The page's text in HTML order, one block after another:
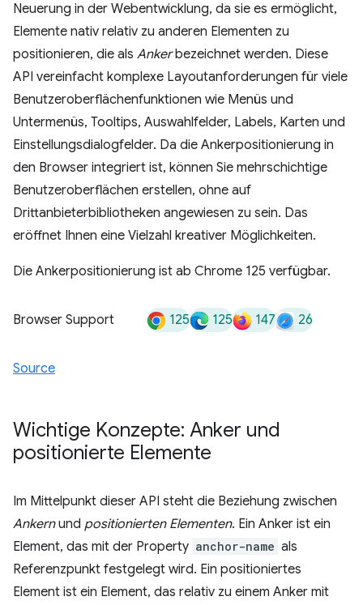
Neuerung in der Webentwicklung, da sie es ermöglicht,
Elemente nativ relativ zu anderen Elementen zu
positionieren, die als Ankerbezeichnet werden. Diese
API vereinfacht komplexe Layoutanforderungen für viele
Benutzeroberflächenfunktionen wie Menüs und
Untermenüs, Tooltips, Auswahlfelder, Labels, Karten und
Einstellungsdialogfelder. Da die Ankerpositionierung in
den Browser integriert ist, können Sie mehrschichtige
Benutzeroberflächen erstellen, ohne auf
Drittanbieterbibliotheken angewiesen zu sein. Das
eröffnet Ihnen eine Vielzahl kreativer Möglichkeiten.
Die Ankerpositionierung ist ab Chrome 125 verfügbar.
Browser Support 125 125 147 26
Source
Wichtige Konzepte: Anker und
positionierte Elemente
Im Mittelpunkt dieser API steht die Beziehung zwischen
Ankernund positionierten Elementen. Ein Anker ist ein
Element, das mit der Property anchor-name als
Referenzpunkt festgelegt wird. Ein positioniertes
Element ist ein Element, das relativ zu einem Anker mit